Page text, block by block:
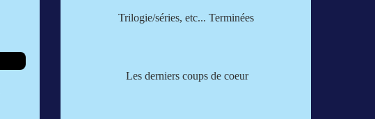
Trilogie/séries, etc... Terminées
Les derniers coups de coeur